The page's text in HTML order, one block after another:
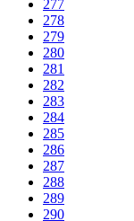
277
278
279
280
281
282
283
284
285
286
287
288
289
290